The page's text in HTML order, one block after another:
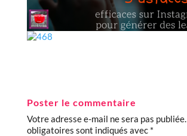
Poster le commentaire
Votre adresse e-mail ne sera pas publiée.
obligatoires sont indiqués avec *